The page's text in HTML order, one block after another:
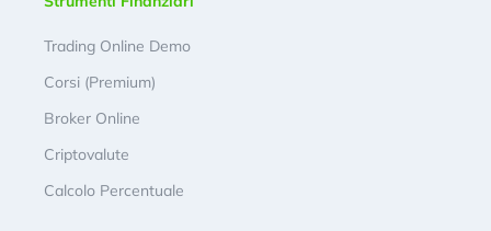
Trading Online Demo
Corsi (Premium)
Broker Online
Criptovalute
Calcolo Percentuale